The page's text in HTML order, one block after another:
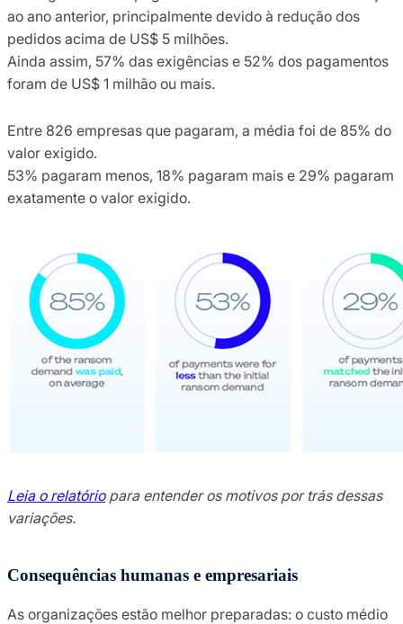
ao ano anterior, principalmente devido à redução dos
pedidos acima de US$ 5 milhões.
Ainda assim, 57% das exigências e 52% dos pagamentos
foram de US$ 1 milhão ou mais.
Entre 826 empresas que pagaram, a média foi de 85% do
valor exigido.
53% pagaram menos, 18% pagaram mais e 29% pagaram
exatamente o valor exigido.
Leia o relatóriopara entender os motivos por trás dessas
variações.
Consequências humanas e empresariais
As organizações estão melhor preparadas: o custo médio